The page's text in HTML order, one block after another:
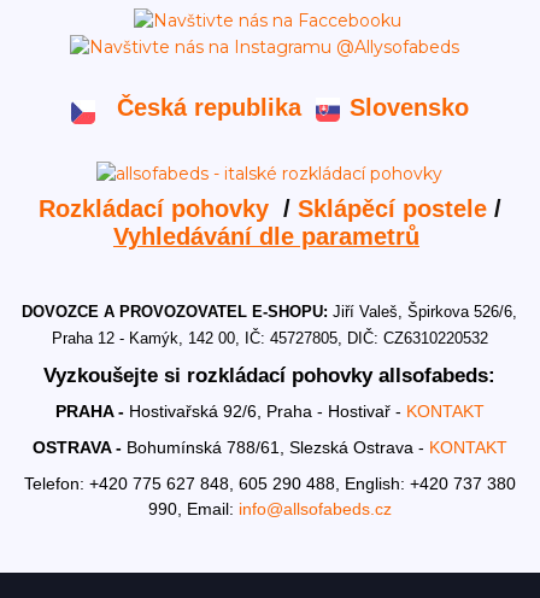
Česká republika Slovensko
Rozkládací pohovky / Sklápěcí postele/
Vyhledávání dle parametrů
DOVOZCE A PROVOZOVATEL E-SHOPU:Jiří Valeš, Špirkova 526/6,
Praha 12 - Kamýk, 142 00, IČ: 45727805, DIČ: CZ6310220532
Vyzkoušejte si rozkládací pohovky allsofabeds:
PRAHA - Hostivařská 92/6, Praha - Hostivař - KONTAKT
OSTRAVA - Bohumínská 788/61, Slezská Ostrava - KONTAKT
Telefon: +420 775 627 848, 605 290 488, English: +420 737 380
990, Email: info@allsofabeds.cz